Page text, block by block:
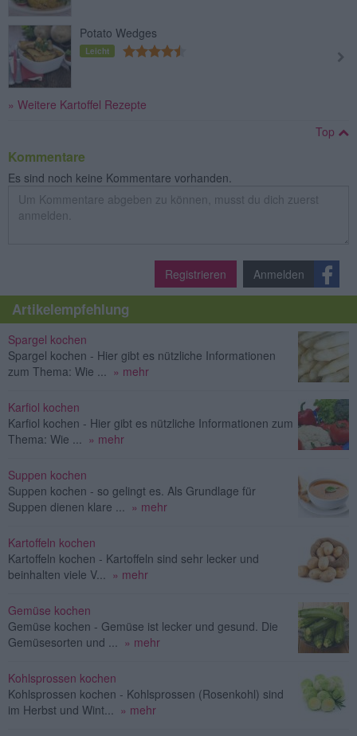
Potato Wedges
Leicht
» Weitere Kartoffel Rezepte
Top
Kommentare
Es sind noch keine Kommentare vorhanden.
Registrieren Anmelden
Artikelempfehlung
Spargel kochen
Spargel kochen - Hier gibt es nützliche Informationen
zum Thema: Wie ...
» mehr
Karfiol kochen
Karfiol kochen - Hier gibt es nützliche Informationen zum
Thema: Wie ...
» mehr
Suppen kochen
Suppen kochen - so gelingt es. Als Grundlage für
Suppen dienen klare ...
» mehr
Kartoffeln kochen
Kartoffeln kochen - Kartoffeln sind sehr lecker und
beinhalten viele V...
» mehr
Gemüse kochen
Gemüse kochen - Gemüse ist lecker und gesund. Die
Gemüsesorten und ...
» mehr
Kohlsprossen kochen
Kohlsprossen kochen - Kohlsprossen (Rosenkohl) sind
im Herbst und Wint...
» mehr